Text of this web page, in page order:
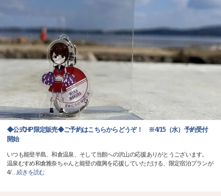
◆公式HP限定販売◆ご予約はこちらからどうぞ！ ※4/15（水）予約受付
開始
いつも能登半島、和倉温泉、そして当館への沢山の応援ありがとうございます。
温泉むすめ和倉雅奈ちゃんと能登の復興を応援していただける、限定宿泊プランが
4/…続きを読む